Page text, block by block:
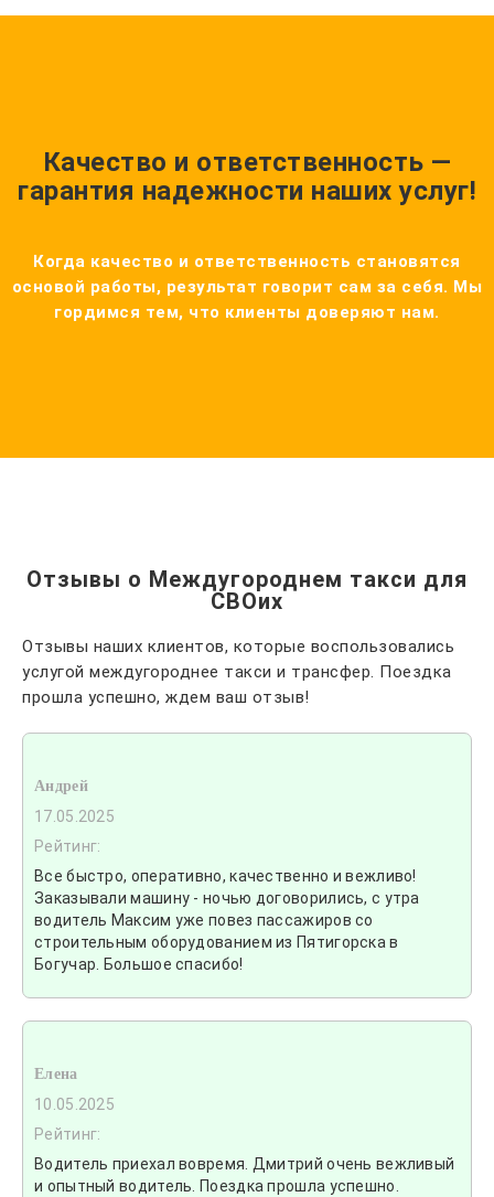
Качество и ответственность —
гарантия надежности наших услуг!
Когда качество и ответственность становятся
основой работы, результат говорит сам за себя. Мы
гордимся тем, что клиенты доверяют нам.
Отзывы о Междугороднем такси для
СВОих
Отзывы наших клиентов, которые воспользовались
услугой междугороднее такси и трансфер. Поездка
прошла успешно, ждем ваш отзыв!
Андрей
17.05.2025
Рейтинг:
Все быстро, оперативно, качественно и вежливо!
Заказывали машину - ночью договорились, с утра
водитель Максим уже повез пассажиров со
строительным оборудованием из Пятигорска в
Богучар. Большое спасибо!
Елена
10.05.2025
Рейтинг:
Водитель приехал вовремя. Дмитрий очень вежливый
и опытный водитель. Поездка прошла успешно.